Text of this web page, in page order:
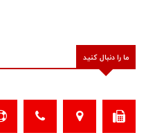
ما را دنبال کنید